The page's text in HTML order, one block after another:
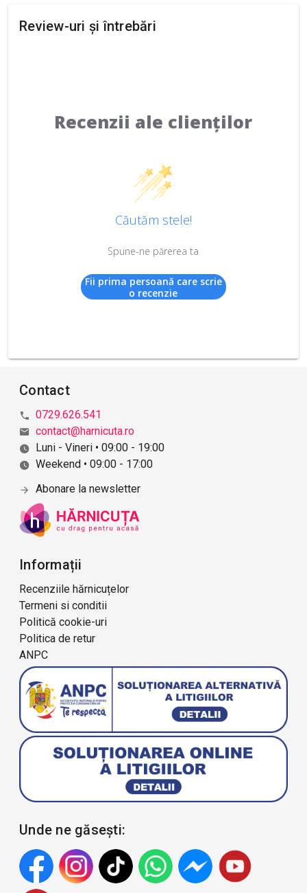
Review-uri și întrebări
Recenzii ale clienților
Căutăm stele!
Spune-ne părerea ta
Fii prima persoană care scrie
o recenzie
Contact
0729.626.541
contact@harnicuta.ro
Luni - Vineri • 09:00 - 19:00
Weekend • 09:00 - 17:00
Abonare la newsletter
Informații
Recenziile hărnicuțelor
Termeni si conditii
Politică cookie-uri
Politica de retur
ANPC
Unde ne găsești: